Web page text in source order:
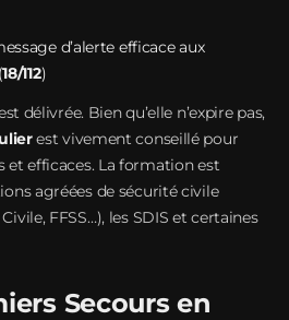
d’alerte efficace aux
18/112)
délivrée. Bien qu’elle n’expire pas,
est vivement conseillé pour
et efficaces. La formation est
agréées de sécurité civile
FFSS…), les SDIS et certaines
Secours en